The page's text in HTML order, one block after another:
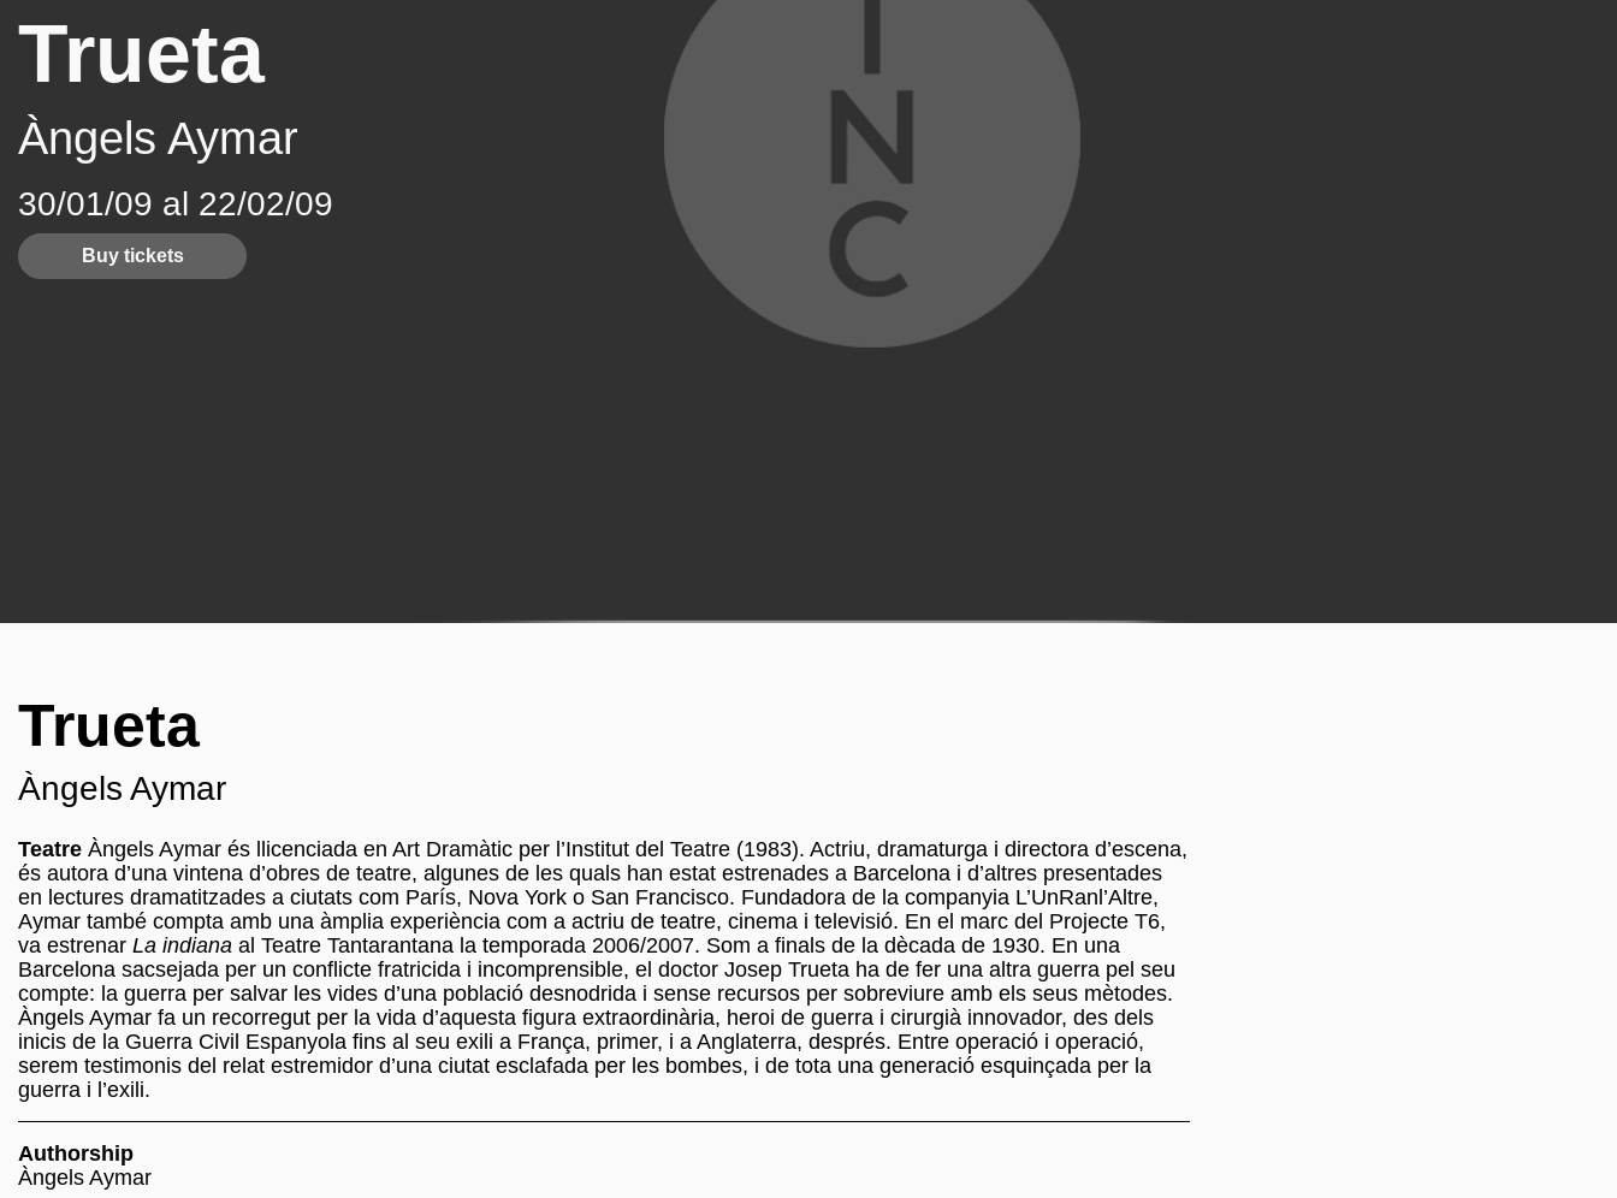
Trueta
Àngels Aymar
30/01/09 al 22/02/09
Buy tickets
Trueta
Àngels Aymar
Teatre Àngels Aymar és llicenciada en Art Dramàtic per l’Institut del Teatre (1983). Actriu, dramaturga i directora d’escena,
és autora d’una vintena d’obres de teatre, algunes de les quals han estat estrenades a Barcelona i d’altres presentades
en lectures dramatitzades a ciutats com París, Nova York o San Francisco. Fundadora de la companyia L’UnRanl’Altre,
Aymar també compta amb una àmplia experiència com a actriu de teatre, cinema i televisió. En el marc del Projecte T6,
va estrenar La indiana al Teatre Tantarantana la temporada 2006/2007. Som a finals de la dècada de 1930. En una
Barcelona sacsejada per un conflicte fratricida i incomprensible, el doctor Josep Trueta ha de fer una altra guerra pel seu
compte: la guerra per salvar les vides d’una població desnodrida i sense recursos per sobreviure amb els seus mètodes.
Àngels Aymar fa un recorregut per la vida d’aquesta figura extraordinària, heroi de guerra i cirurgià innovador, des dels
inicis de la Guerra Civil Espanyola fins al seu exili a França, primer, i a Anglaterra, després. Entre operació i operació,
serem testimonis del relat estremidor d’una ciutat esclafada per les bombes, i de tota una generació esquinçada per la
guerra i l’exili.
Authorship
Àngels Aymar